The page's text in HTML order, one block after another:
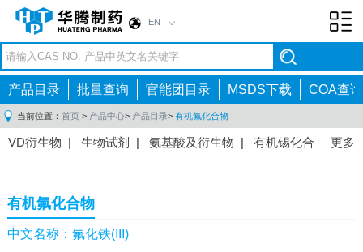
EN
产品目录 批量查询 官能团目录 MSDS下载 COA查询
当前位置： 首页 > 产品中心> 产品目录> 有机氟化合物
更多
VD衍生物 | 生物试剂 | 氨基酸及衍生物 | 有机锡化合
间体|抗高血压药物中间体
感染药物中间体|
体 |抗精神病药物中间体
有机氟化合物
中文名称：氟化铁(III)